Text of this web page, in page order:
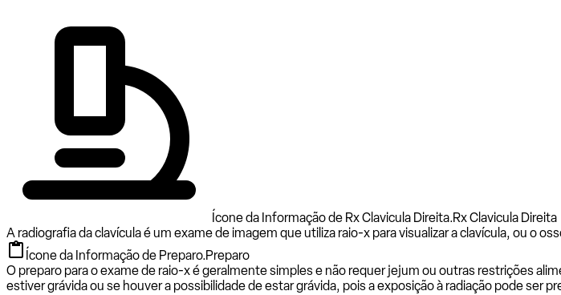
Ícone da Informação de Rx Clavicula Direita.Rx Clavicula Direita
A radiografia da clavícula é um exame de imagem que utiliza raio-x para visualizar a clavícula, ou o
Ícone da Informação de Preparo.Preparo
O preparo para o exame de raio-x é geralmente simples e não requer jejum ou outras restrições
estiver grávida ou se houver a possibilidade de estar grávida, pois a exposição à radiação pode ser